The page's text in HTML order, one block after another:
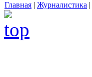
Главная | Журналистика |